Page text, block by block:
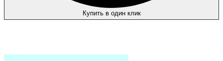
Купить в один клик